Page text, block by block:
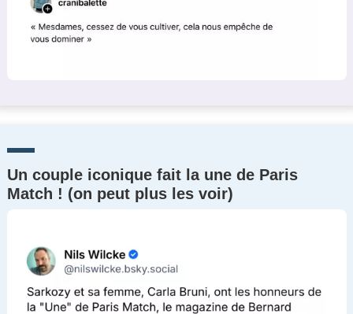
Un couple iconique fait la une de Paris
Match ! (on peut plus les voir)